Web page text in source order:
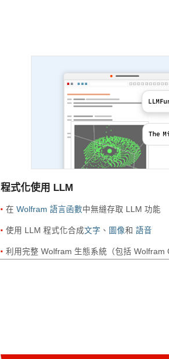
程式化使用 LLM
在 Wolfram 語言函數中無縫存取 LLM 功能
使用 LLM 程式化合成文字 、 圖像和 語音
利用完整 Wolfram 生態系統（包括